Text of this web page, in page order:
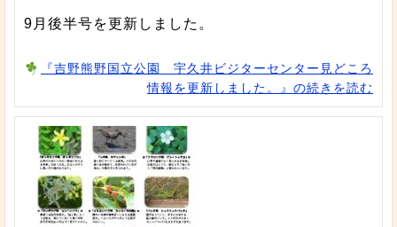
9月後半号を更新しました。
『吉野熊野国立公園 宇久井ビジターセンター見どころ
情報を更新しました。』の続きを読む